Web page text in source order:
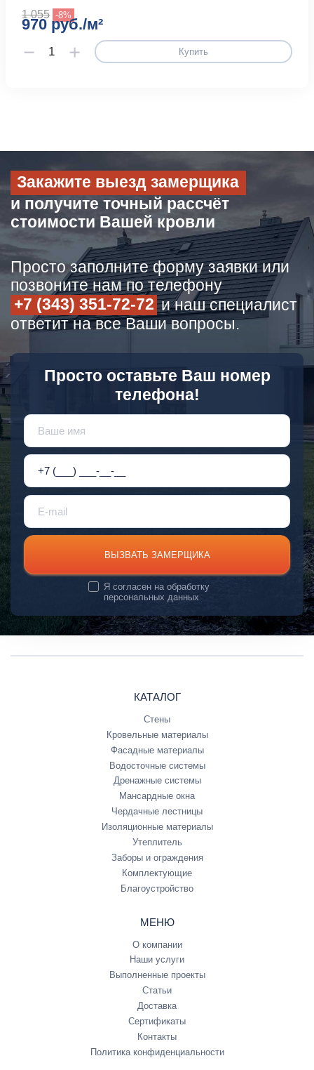
1 055 -8%
970 руб./м²
Купить
Закажите выезд замерщика
и получите точный рассчёт
стоимости Вашей кровли
Просто заполните форму заявки или
позвоните нам по телефону
+7 (343) 351-72-72 и наш специалист
ответит на все Ваши вопросы.
Просто оставьте Ваш номер
телефона!
ВЫЗВАТЬ ЗАМЕРЩИКА
Я согласен наобработку
персональных данных
КАТАЛОГ
Стены
Кровельные материалы
Фасадные материалы
Водосточные системы
Дренажные системы
Мансардные окна
Чердачные лестницы
Изоляционные материалы
Утеплитель
Заборы и ограждения
Комплектующие
Благоустройство
МЕНЮ
О компании
Наши услуги
Выполненные проекты
Статьи
Доставка
Сертификаты
Контакты
Политика конфиденциальности